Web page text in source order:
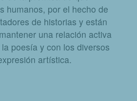
humanos, por el hecho de
de historias y están
una relación activa
poesía y con los diversos
artística.